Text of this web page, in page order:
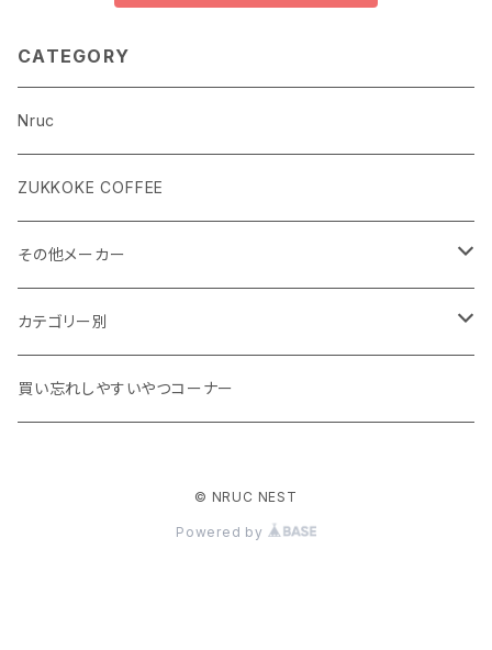
CATEGORY
Nruc
ZUKKOKE COFFEE
その他メーカー
ACLIMA
atelierBluebottle
カテゴリー別
Unisex ウェア
買い忘れしやすいやつコーナー
© NRUC NEST
Powered by